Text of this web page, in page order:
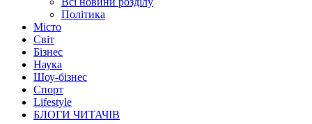
Політика
Місто
Світ
Бізнес
Наука
Шоу-бізнес
Спорт
Lifestyle
БЛОГИ ЧИТАЧІВ